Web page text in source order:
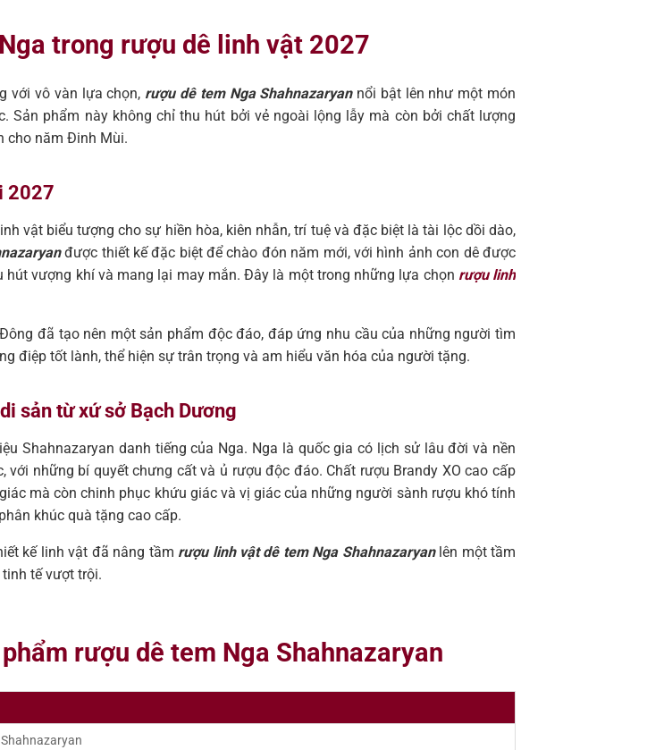
trong rượu dê linh vật 2027
với vô vàn lựa chọn, rượu dê tem Nga Shahnazaryannổi bật lên như một món
Sản phẩm này không chỉ thu hút bởi vẻ ngoài lộng lẫy mà còn bởi chất lượng
cho năm Đinh Mùi.
2027
vật biểu tượng cho sự hiền hòa, kiên nhẫn, trí tuệ và đặc biệt là tài lộc dồi dào,
được thiết kế đặc biệt để chào đón năm mới, với hình ảnh con dê được
vượng khí và mang lại may mắn. Đây là một trong những lựa chọn rượu linh
đã tạo nên một sản phẩm độc đáo, đáp ứng nhu cầu của những người tìm
điệp tốt lành, thể hiện sự trân trọng và am hiểu văn hóa của người tặng.
sản từ xứ sở Bạch Dương
Shahnazaryan danh tiếng của Nga. Nga là quốc gia có lịch sử lâu đời và nền
những bí quyết chưng cất và ủ rượu độc đáo. Chất rượu Brandy XO cao cấp
mà còn chinh phục khứu giác và vị giác của những người sành rượu khó tính
khúc quà tặng cao cấp.
kế linh vật đã nâng tầm rượu linh vật dê tem Nga Shahnazaryanlên một tầm
tế vượt trội.
rượu dê tem Nga Shahnazaryan